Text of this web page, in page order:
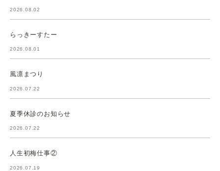
2026.08.02
らっきーすたー
2026.08.01
風凛まつり
2026.07.22
夏季休診のお知らせ
2026.07.22
人生初梅仕事②
2026.07.19